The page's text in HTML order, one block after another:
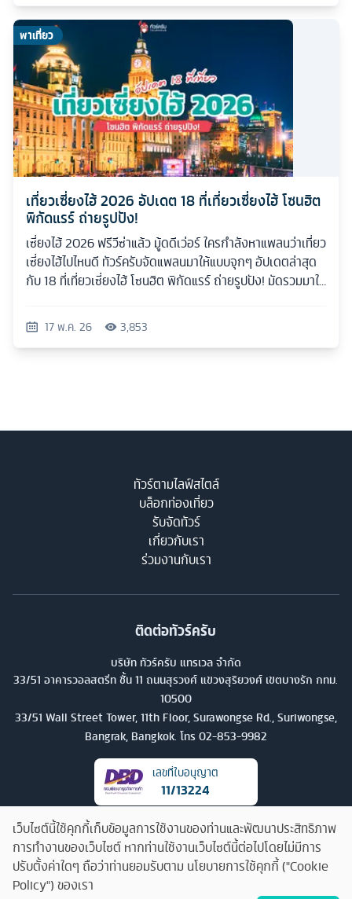
พาเที่ยว
เที่ยวเซี่ยงไฮ้ 2026 อัปเดต 18 ที่เที่ยวเซี่ยงไฮ้ โซนฮิต
พิกัดแรร์ ถ่ายรูปปัง!
เซี่ยงไฮ้ 2026 ฟรีวีซ่าแล้ว มู้ดดีเว่อร์ ใครกำลังหาแพลนว่าเที่ยว
เซี่ยงไฮ้ไปไหนดี ทัวร์ครับจัดแพลนมาให้แบบจุกๆ อัปเดตล่าสุด
กับ 18 ที่เที่ยวเซี่ยงไฮ้ โซนฮิต พิกัดแรร์ ถ่ายรูปปัง! มัดรวมมาให้
17 พ.ค. 26 3,853
ทัวร์ตามไลฟ์สไตล์
บล็อกท่องเที่ยว
รับจัดทัวร์
เกี่ยวกับเรา
ร่วมงานกับเรา
ติดต่อทัวร์ครับ
บริษัท ทัวร์ครับ แทรเวล จำกัด
33/51 อาคารวอลสตรีท ชั้น 11 ถนนสุรวงศ์ แขวงสุริยวงศ์ เขตบางรัก กทม.
10500
33/51 Wall Street Tower, 11th Floor, Surawongse Rd., Suriwongse,
Bangrak, Bangkok. โทร 02-853-9982
เลขที่ใบอนุญาต
11/13224
เว็บไซต์นี้ใช้คุกกี้เก็บข้อมูลการใช้งานของท่านและพัฒนาประสิทธิภาพ
การทำงานของเว็บไซต์ หากท่านใช้งานเว็บไซต์นี้ต่อไปโดยไม่มีการ
ปรับตั้งค่าใดๆ ถือว่าท่านยอมรับตาม นโยบายการใช้คุกกี้ ("Cookie
Policy") ของเรา